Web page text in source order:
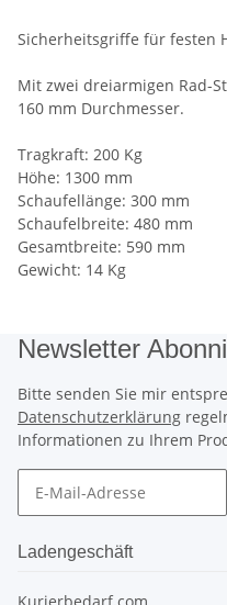
Sicherheitsgriffe für festen
Mit zwei dreiarmigen Rad-
160 mm Durchmesser.
Tragkraft: 200 Kg
Höhe: 1300 mm
Schaufellänge: 300 mm
Schaufelbreite: 480 mm
Gesamtbreite: 590 mm
Gewicht: 14 Kg
Newsletter
Bitte senden Sie mir
Datenschutzerklärung
Informationen zu Ihrem
Ladengeschäft